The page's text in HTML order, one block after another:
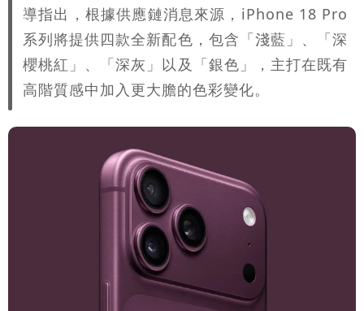
上廁所多少？
白海豚路徑變了！專家：離台又更近 暴
風圈逼近岸處
3資深房仲遭聲押禁見！士院裁定全交保
＋限居
UNIQLO涼感衣不涼？店員揭「洗標編
號」藏玄機
國家隊戰績！投資報酬率飆81％ 台積
電一檔狂賺76億
賴清德「總統級嘲諷」嗆爆盧秀燕！8年
總帳一次掀翻
70歲姜厚任攜小2輪女友現身！交往原因
駐英台北代表處徵助理 薪資99K！工作
內容讓人看傻
白海豚明恐海警！全台大雨3天「這區下
導指出，根據供應鏈消息來源，iPhone 18 Pro
系列將提供四款全新配色，包含「淺藍」、「深
櫻桃紅」、「深灰」以及「銀色」，主打在既有
高階質感中加入更大膽的色彩變化。